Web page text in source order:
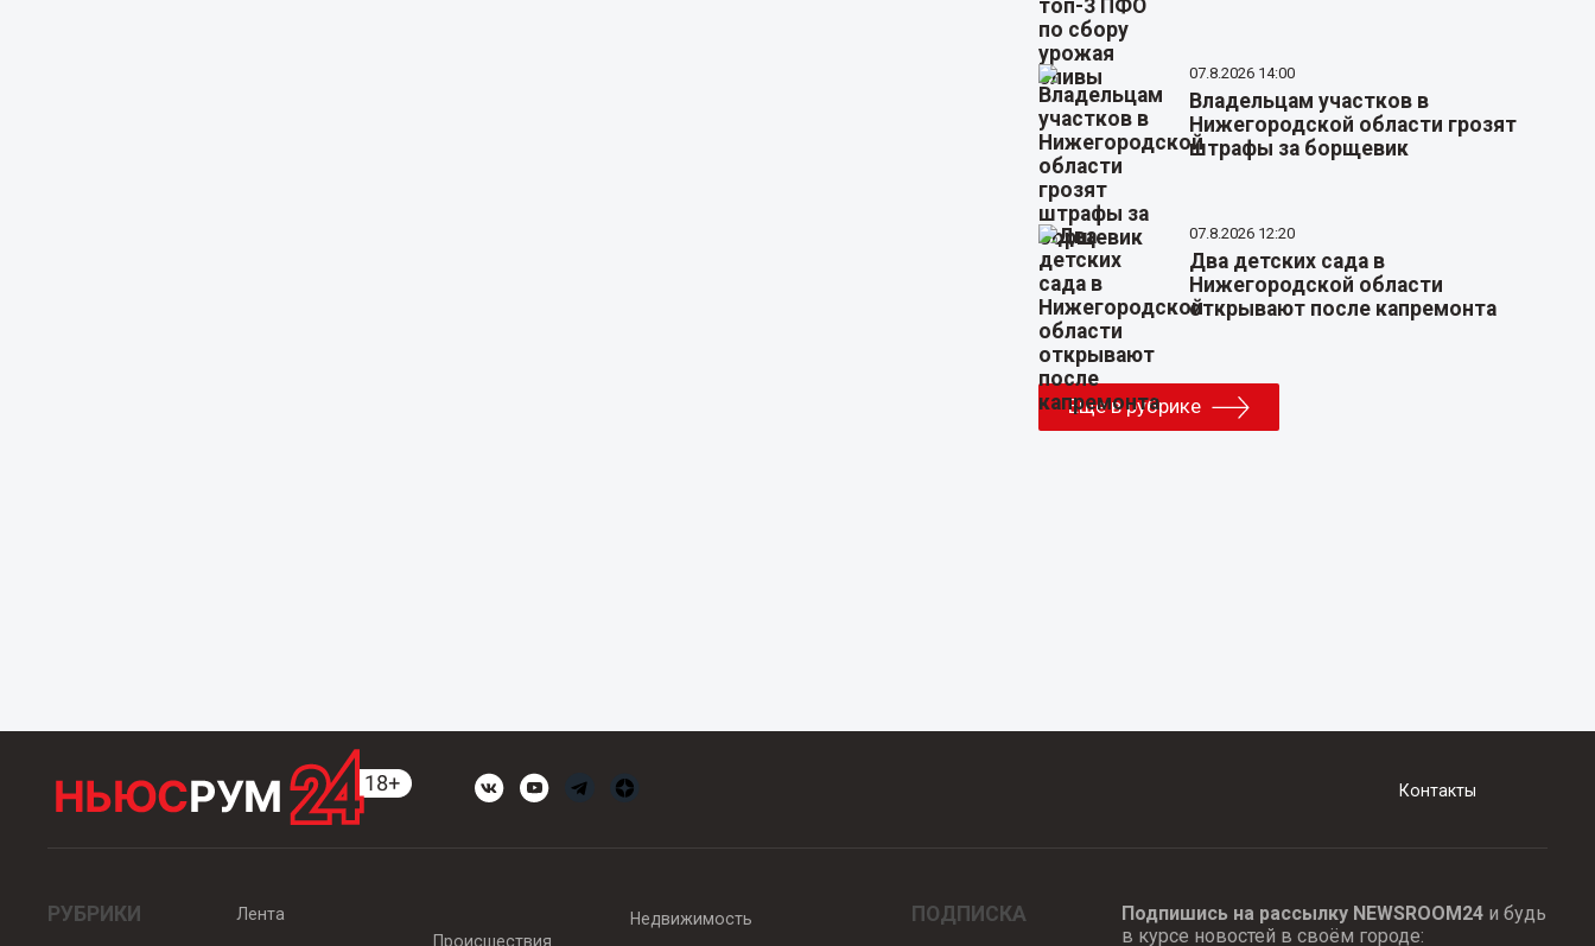
07.8.2026 14:00
Владельцам участков в
Нижегородской области грозят
штрафы за борщевик
07.8.2026 12:20
Два детских сада в
Нижегородской области
открывают после капремонта
Еще в рубрике
Контакты
РУБРИКИ
Лента
Происшествия
Недвижимость ПОДПИСКА Подпишись на рассылку NEWSROOM24и будь
в курсе новостей в своём городе: